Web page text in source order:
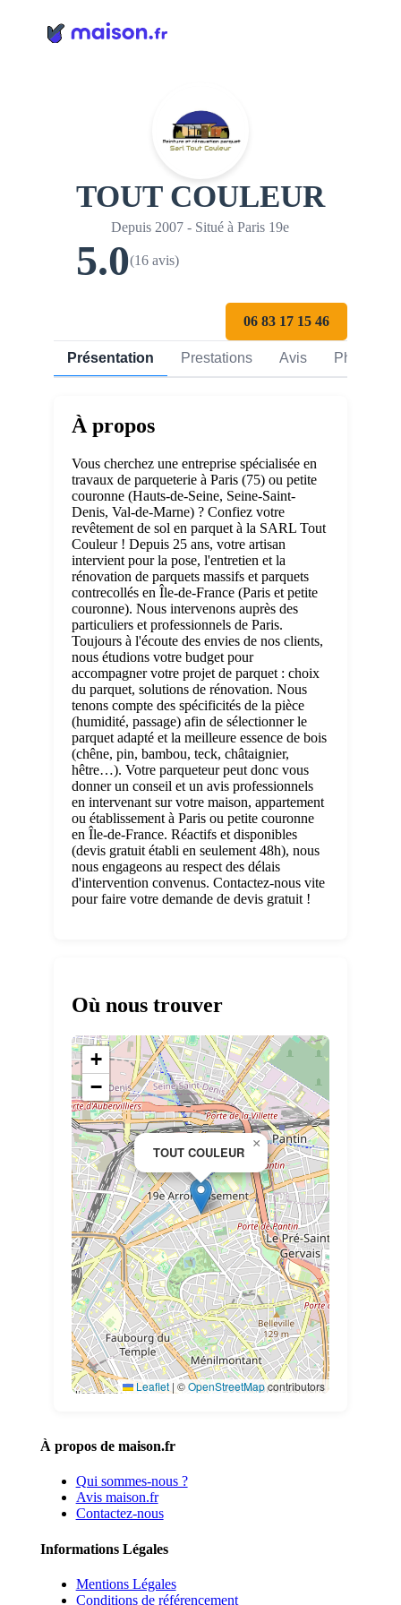
TOUT COULEUR
Depuis 2007 - Situé à Paris 19e
5.0(16 avis)
06 83 17 15 46
Présentation Prestations Avis Photos
À propos
Vous cherchez une entreprise spécialisée en
travaux de parqueterie à Paris (75) ou petite
couronne (Hauts-de-Seine, Seine-Saint-
Denis, Val-de-Marne) ? Confiez votre
revêtement de sol en parquet à la SARL Tout
Couleur ! Depuis 25 ans, votre artisan
intervient pour la pose, l'entretien et la
rénovation de parquets massifs et parquets
contrecollés en Île-de-France (Paris et petite
couronne). Nous intervenons auprès des
particuliers et professionnels de Paris.
Toujours à l'écoute des envies de nos clients,
nous étudions votre budget pour
accompagner votre projet de parquet : choix
du parquet, solutions de rénovation. Nous
tenons compte des spécificités de la pièce
(humidité, passage) afin de sélectionner le
parquet adapté et la meilleure essence de bois
(chêne, pin, bambou, teck, châtaignier,
hêtre…). Votre parqueteur peut donc vous
donner un conseil et un avis professionnels
en intervenant sur votre maison, appartement
ou établissement à Paris ou petite couronne
en Île-de-France. Réactifs et disponibles
(devis gratuit établi en seulement 48h), nous
nous engageons au respect des délais
d'intervention convenus. Contactez-nous vite
pour faire votre demande de devis gratuit !
Où nous trouver
TOUT COULEUR
×
+
−
Leaflet | ©OpenStreetMapcontributors
À propos de maison.fr
Qui sommes-nous ?
Avis maison.fr
Contactez-nous
Informations Légales
Mentions Légales
Conditions de référencement